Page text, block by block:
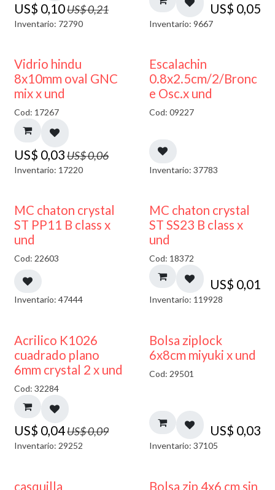
US$ 0,10US$0,21
Inventario: 72790
US$ 0,05
Inventario: 9667
50% DESCUENTO
Vidrio hindu
8x10mm oval GNC
mix x und
Cod: 17267
US$ 0,03US$0,06
Inventario: 17220
Escalachin
0.8x2.5cm/2/Bronc
e Osc.x und
Cod: 09227
Inventario: 37783
MC chaton crystal
ST PP11 B class x
und
Cod: 22603
Inventario: 47444
MC chaton crystal
ST SS23 B class x
und
Cod: 18372
US$ 0,01
Inventario: 119928
50% DESCUENTO
Acrilico K1026
cuadrado plano
6mm crystal 2 x und
Cod: 32284
US$ 0,04US$0,09
Inventario: 29252
¡NUEVO!
Bolsa ziplock
6x8cm miyuki x und
Cod: 29501
US$ 0,03
Inventario: 37105
casquilla
Bolsa zip 4x6 cm sin